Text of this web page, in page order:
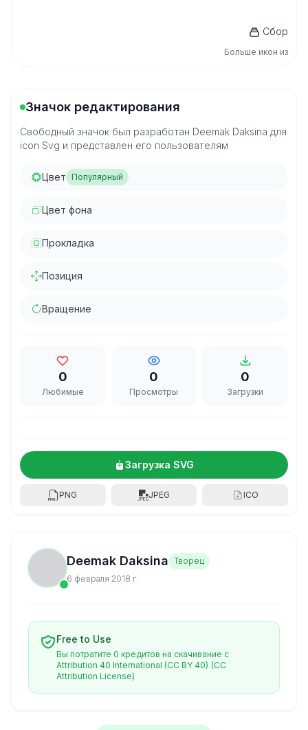
Сбор
Больше икон из
Значок редактирования
Свободный значок был разработан Deemak Daksina для
icon Svg и представлен его пользователям
Цвет Популярный
Цвет фона
Прокладка
Позиция
Вращение
0
Любимые
0
Просмотры
0
Загрузки
Загрузка SVG
PNG JPEG ICO
Deemak Daksina Творец
6 февраля 2018 г.
Free to Use
Вы потратите 0 кредитов на скачивание с
Attribution 40 International (CC BY 40) (CC
Attribution License)